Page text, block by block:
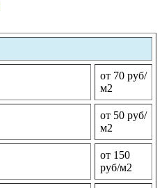
от 70 руб/
м2
от 50 руб/
м2
от 150
руб/м2